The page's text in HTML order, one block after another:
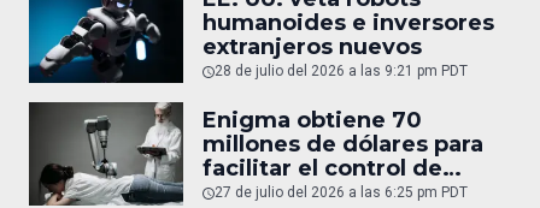
humanoides e inversores
extranjeros nuevos
28 de julio del 2026 a las 9:21 pm PDT
Enigma obtiene 70
millones de dólares para
facilitar el control de
robots
27 de julio del 2026 a las 6:25 pm PDT